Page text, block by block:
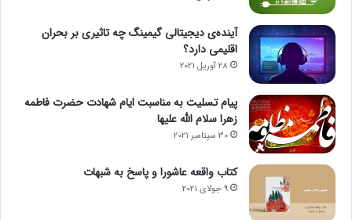
آینده‌ی دیجیتالی گیمینگ چه تاثیری بر بحران
اقلیمی دارد؟
28 آوریل 2021
پیام تسلیت به مناسبت ایام شهادت حضرت فاطمه
زهرا سلام الله علیها
30 سپتامبر 2021
کتاب واقعه عاشورا و پاسخ به شبهات
9 جولای 2021